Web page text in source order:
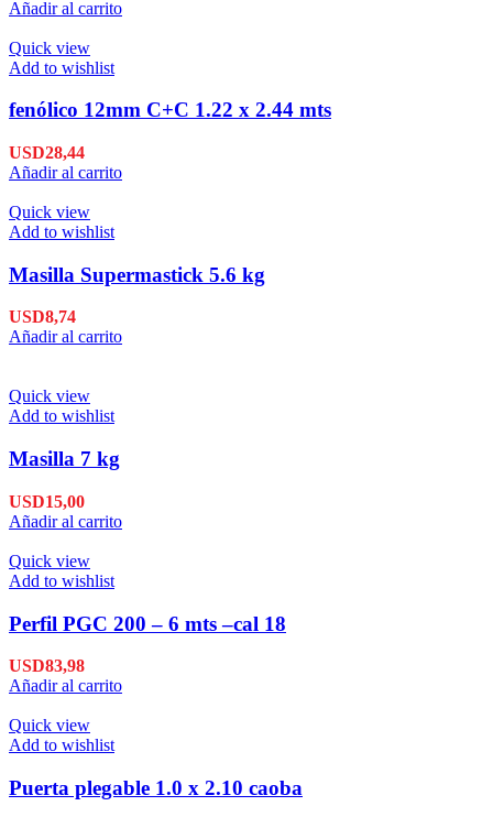
Añadir al carrito
Quick view
Add to wishlist
fenólico 12mm C+C 1.22 x 2.44 mts
USD28,44
Añadir al carrito
Quick view
Add to wishlist
Masilla Supermastick 5.6 kg
USD8,74
Añadir al carrito
Quick view
Add to wishlist
Masilla 7 kg
USD15,00
Añadir al carrito
Quick view
Add to wishlist
Perfil PGC 200 – 6 mts –cal 18
USD83,98
Añadir al carrito
Quick view
Add to wishlist
Puerta plegable 1.0 x 2.10 caoba